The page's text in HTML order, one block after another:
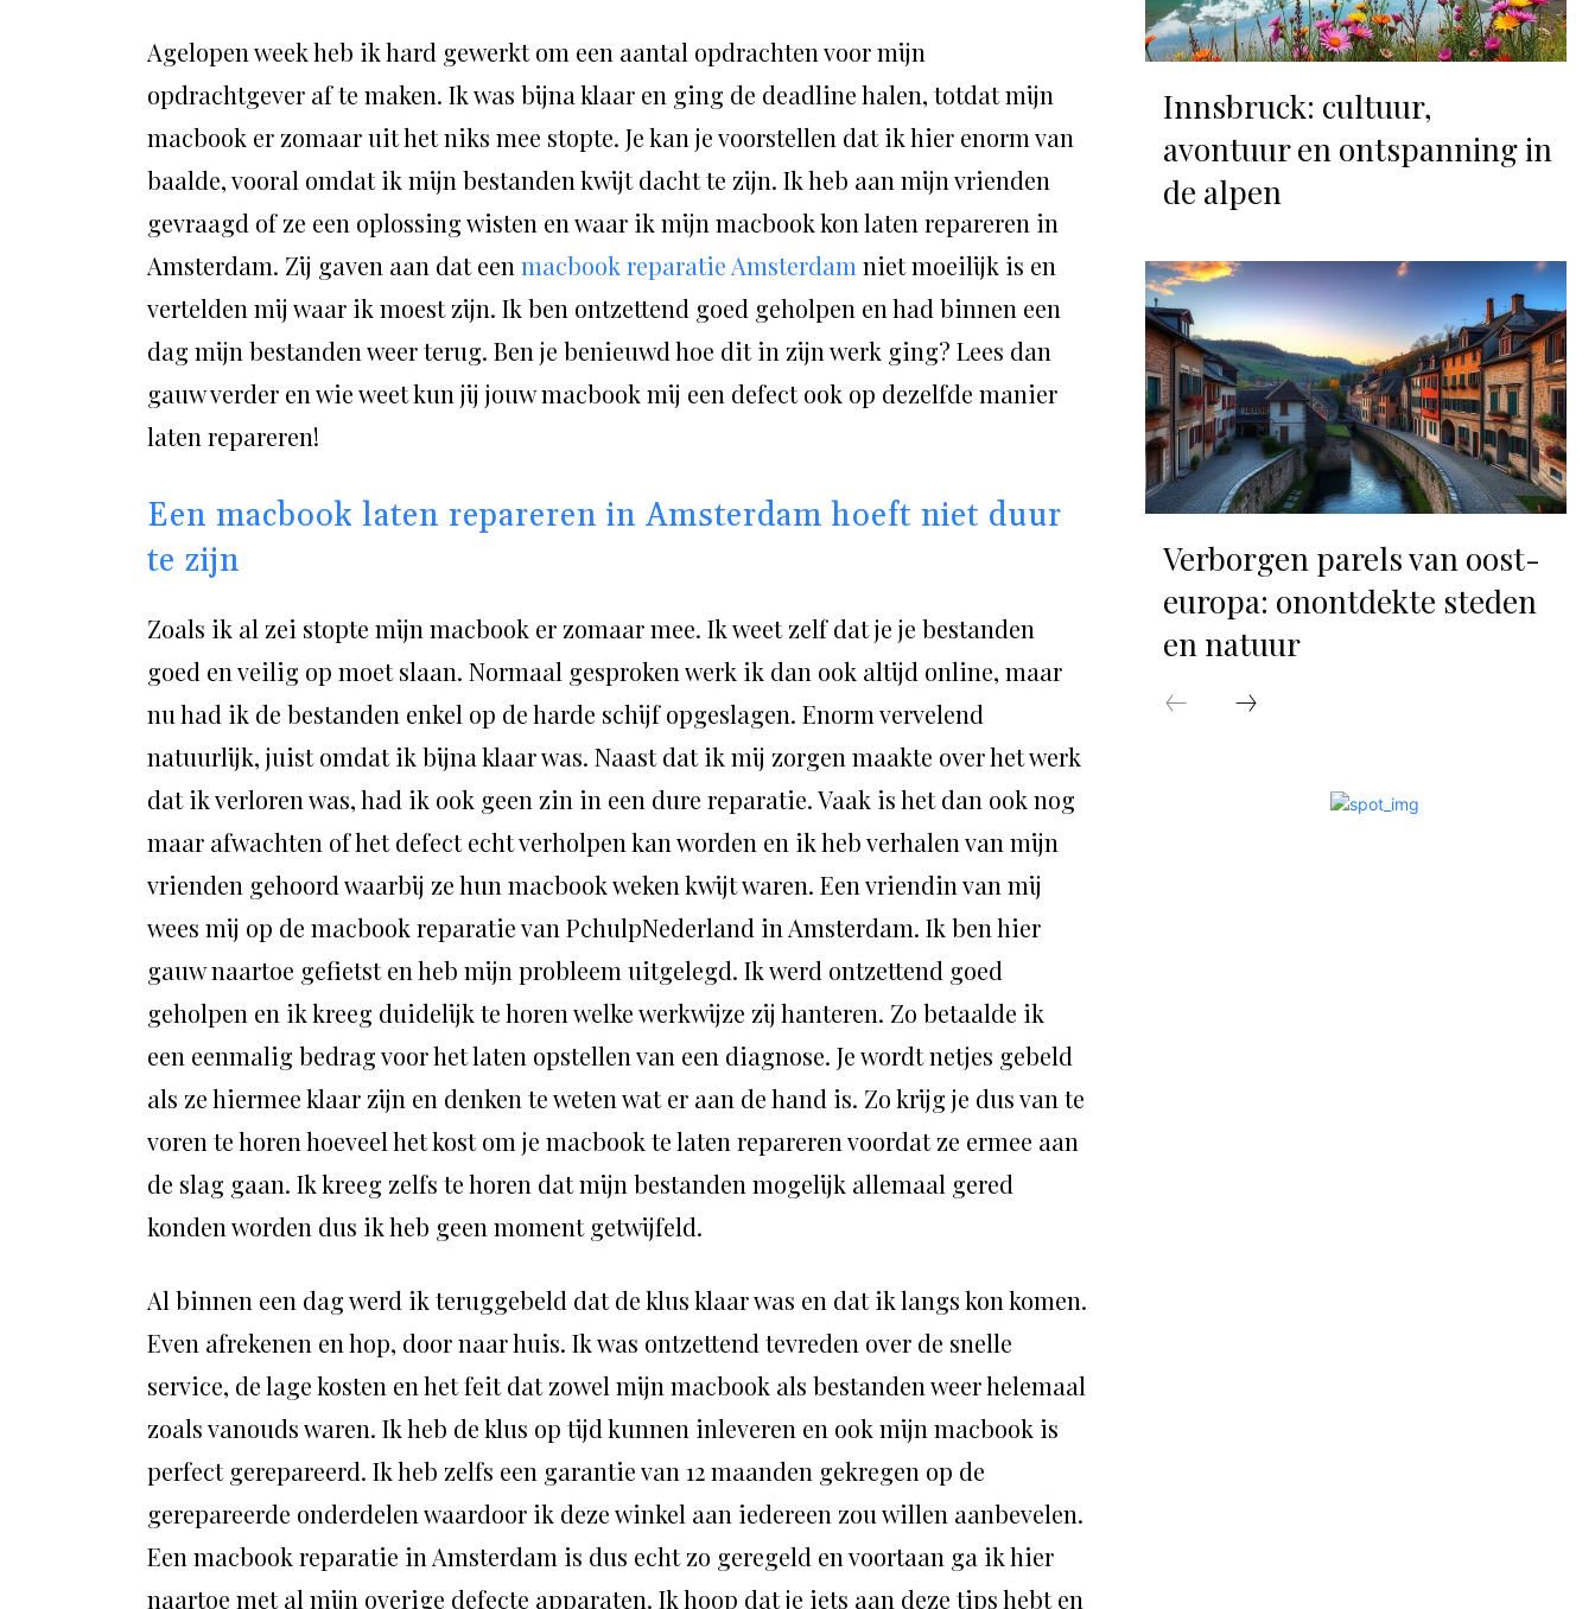
Agelopen week heb ik hard gewerkt om een aantal opdrachten voor mijn
opdrachtgever af te maken. Ik was bijna klaar en ging de deadline halen, totdat mijn
macbook er zomaar uit het niks mee stopte. Je kan je voorstellen dat ik hier enorm van
baalde, vooral omdat ik mijn bestanden kwijt dacht te zijn. Ik heb aan mijn vrienden
gevraagd of ze een oplossing wisten en waar ik mijn macbook kon laten repareren in
Amsterdam. Zij gaven aan dat een macbook reparatie Amsterdam niet moeilijk is en
vertelden mij waar ik moest zijn. Ik ben ontzettend goed geholpen en had binnen een
dag mijn bestanden weer terug. Ben je benieuwd hoe dit in zijn werk ging? Lees dan
gauw verder en wie weet kun jij jouw macbook mij een defect ook op dezelfde manier
laten repareren!
Een macbook laten repareren in Amsterdam hoeft niet duur
te zijn
Zoals ik al zei stopte mijn macbook er zomaar mee. Ik weet zelf dat je je bestanden
goed en veilig op moet slaan. Normaal gesproken werk ik dan ook altijd online, maar
nu had ik de bestanden enkel op de harde schijf opgeslagen. Enorm vervelend
natuurlijk, juist omdat ik bijna klaar was. Naast dat ik mij zorgen maakte over het werk
dat ik verloren was, had ik ook geen zin in een dure reparatie. Vaak is het dan ook nog
maar afwachten of het defect echt verholpen kan worden en ik heb verhalen van mijn
vrienden gehoord waarbij ze hun macbook weken kwijt waren. Een vriendin van mij
wees mij op de macbook reparatie van PchulpNederland in Amsterdam. Ik ben hier
gauw naartoe gefietst en heb mijn probleem uitgelegd. Ik werd ontzettend goed
geholpen en ik kreeg duidelijk te horen welke werkwijze zij hanteren. Zo betaalde ik
een eenmalig bedrag voor het laten opstellen van een diagnose. Je wordt netjes gebeld
als ze hiermee klaar zijn en denken te weten wat er aan de hand is. Zo krijg je dus van te
voren te horen hoeveel het kost om je macbook te laten repareren voordat ze ermee aan
de slag gaan. Ik kreeg zelfs te horen dat mijn bestanden mogelijk allemaal gered
konden worden dus ik heb geen moment getwijfeld.
Al binnen een dag werd ik teruggebeld dat de klus klaar was en dat ik langs kon komen.
Even afrekenen en hop, door naar huis. Ik was ontzettend tevreden over de snelle
service, de lage kosten en het feit dat zowel mijn macbook als bestanden weer helemaal
zoals vanouds waren. Ik heb de klus op tijd kunnen inleveren en ook mijn macbook is
perfect gerepareerd. Ik heb zelfs een garantie van 12 maanden gekregen op de
gerepareerde onderdelen waardoor ik deze winkel aan iedereen zou willen aanbevelen.
Een macbook reparatie in Amsterdam is dus echt zo geregeld en voortaan ga ik hier
naartoe met al mijn overige defecte apparaten. Ik hoop dat je iets aan deze tips hebt en
Innsbruck: cultuur,
avontuur en ontspanning in
de alpen
Verborgen parels van oost-
europa: onontdekte steden
en natuur